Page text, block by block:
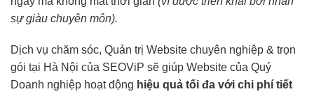
sự giàu chuyên môn).
Dịch vụ chăm sóc, Quản trị Website chuyên nghiệp & trọn
gói tại Hà Nội của SEOViP sẽ giúp Website của Quý
Doanh nghiệp hoạt động hiệu quả tối đa với chi phí tiết